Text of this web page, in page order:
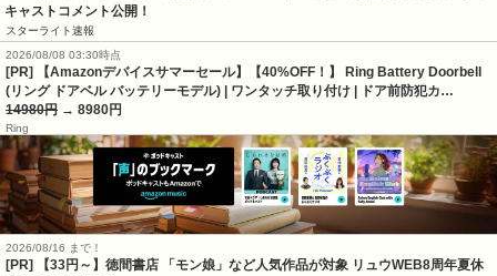
キャストコメント公開！
スターライト速報
2026/08/08 03:30時点
[PR] 【Amazonデバイスサマーセール】【40%OFF！】 Ring Battery Doorbell
(リング ドアベル バッテリーモデル) | ワンタッチ取り付け | ドア前防犯カ…
14980円 → 8980円
Ring
2026/08/16 まで！
[PR]
【33円～】徳間書店 「モン娘」など人気作品が対象 リュウWEB8周年夏休